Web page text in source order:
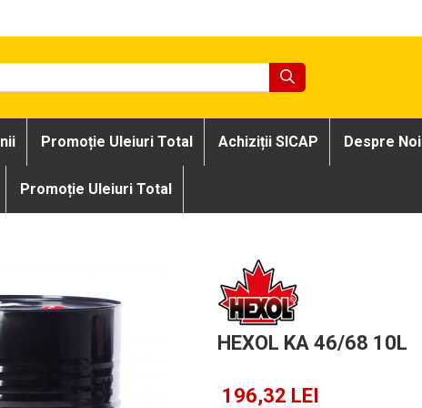
Promoție Uleiuri Total Achiziții SICAP Despre Noi
Promoție Uleiuri Total
HEXOL KA 46/68 10L
196,32 LEI